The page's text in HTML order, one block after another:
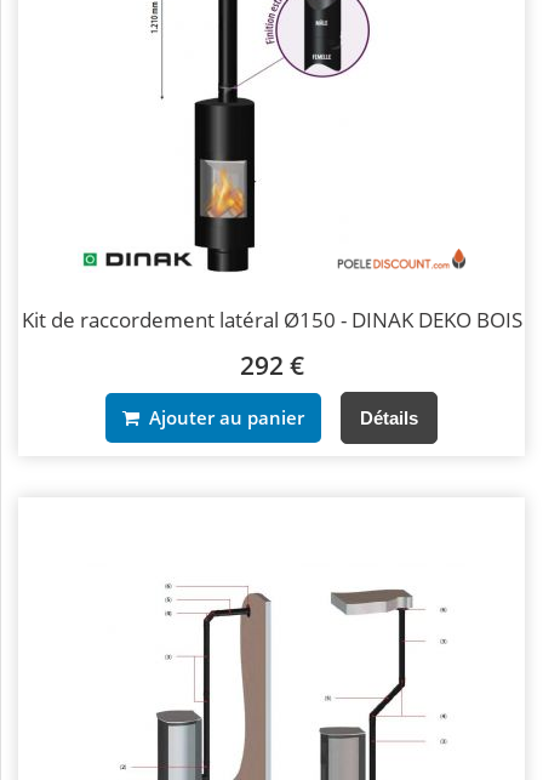
Kit de raccordement latéral Ø150 - DINAK DEKO BOIS
292 €
Ajouter au panier Détails